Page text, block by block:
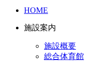
HOME
施設案内
施設概要
総合体育館